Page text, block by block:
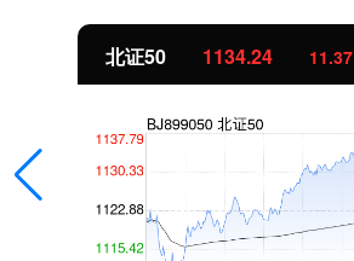
北证50 1134.24 11.37